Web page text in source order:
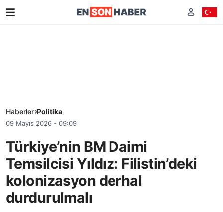
Haberler Politika
09 Mayıs 2026 - 09:09
Türkiye’nin BM Daimi
Temsilcisi Yıldız: Filistin’deki
kolonizasyon derhal
durdurulmalı